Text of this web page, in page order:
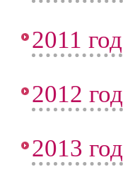
2011 год
2012 год
2013 год